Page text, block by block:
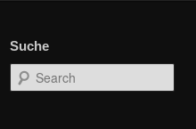
Suche
Search